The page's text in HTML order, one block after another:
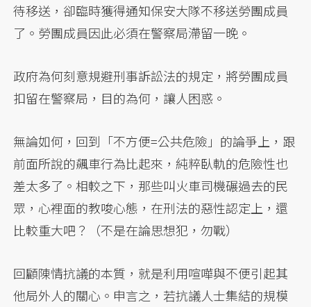
待移送，卻臨時獲得通知保安大隊不移送勞團成員
了。勞團成員因此必須在警察局滯留一晚。
政府為何刻意規避刑事訴訟法的規定，將勞團成員
扣留在警察局，目的為何，讓人困惑。
無論如何，回到「不方便=公共危險」的論爭上，跟
前面所說的飆車行為比起來，純粹臥軌的危險性也
差太多了。相較之下，那些叫火車司機碾過去的民
眾，心裡面的教唆心態，在刑法的惡性認定上，還
比較重大吧？（不是在論思想犯，勿戰）
回顧陳情抗議的本質，就是利用喧嘩與不便引起其
他局外人的關心。申言之，若抗議人士集結的規模